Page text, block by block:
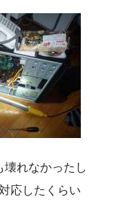
れなかったし
応したくらい